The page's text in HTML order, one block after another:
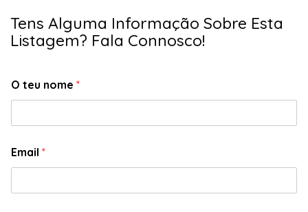
Tens Alguma Informação Sobre Esta
Listagem? Fala Connosco!
O teu nome *
Email *